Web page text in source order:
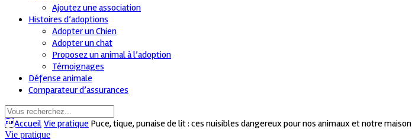
Ajoutez une association
Histoires d’adoptions
Adopter un Chien
Adopter un chat
Proposez un animal à l’adoption
Témoignages
Défense animale
Comparateur d’assurances
Accueil Vie pratique Puce, tique, punaise de lit : ces nuisibles dangereux pour nos animaux et notre maison
Vie pratique